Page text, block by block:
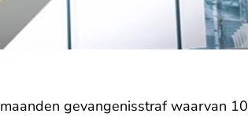
gevangenisstraf waarvan 10